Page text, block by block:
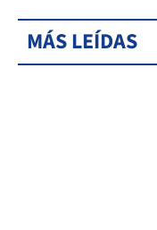
MÁS LEÍDAS